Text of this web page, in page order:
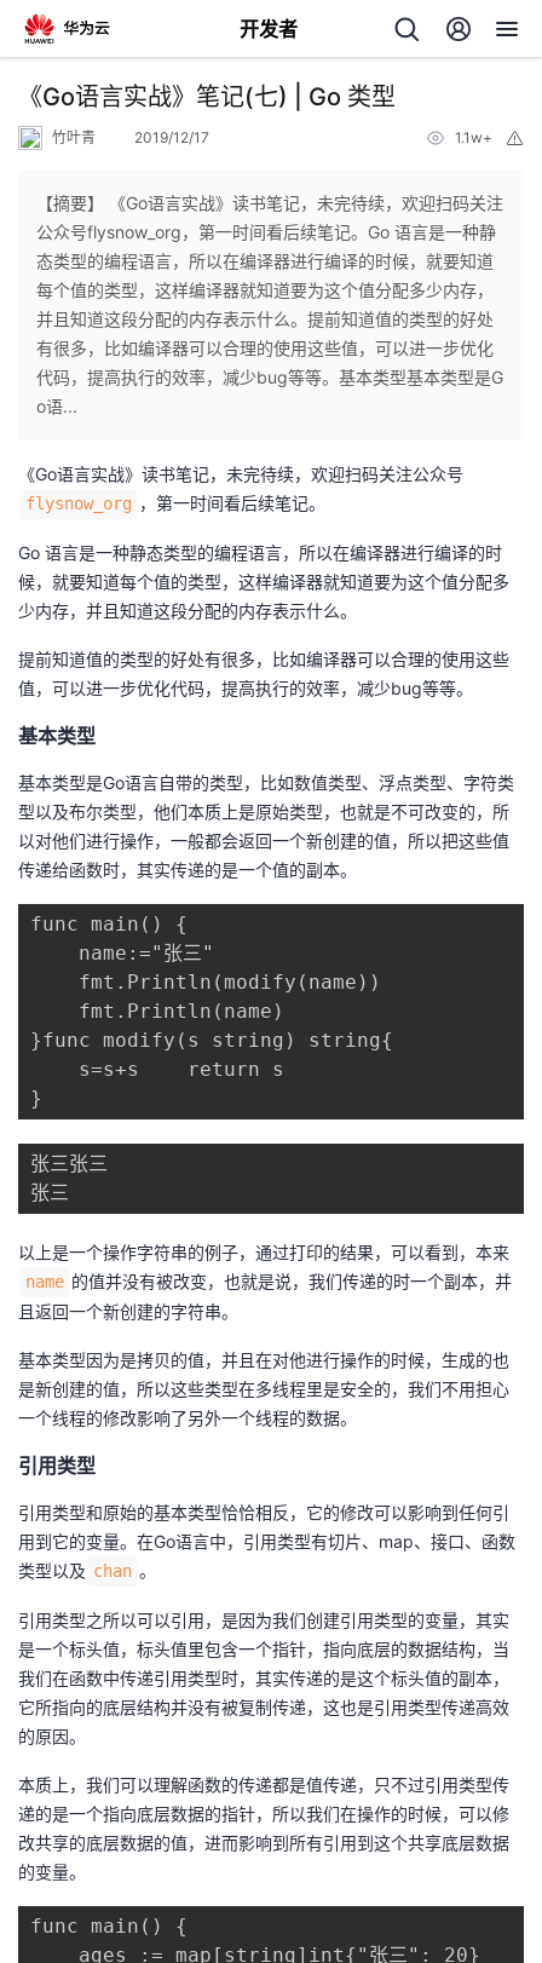
开发者
返
个
人
主
页
我
的
开
者
的
客
我
论
坛
的
圈
子
我
的
直
我
的
动
我
关
我
的
发
学
我
的
课
我
的
证
我
实
的
藏
我
Programs
的
持
的
技
术
持
我
的
云
建
《Go语言实战》笔记(七) | Go 类型
竹叶青 2019/12/17 1.1w+
【摘要】 《Go语言实战》读书笔记，未完待续，欢迎扫码关注
公众号flysnow_org，第一时间看后续笔记。Go 语言是一种静
态类型的编程语言，所以在编译器进行编译的时候，就要知道
每个值的类型，这样编译器就知道要为这个值分配多少内存，
并且知道这段分配的内存表示什么。提前知道值的类型的好处
有很多，比如编译器可以合理的使用这些值，可以进一步优化
代码，提高执行的效率，减少bug等等。基本类型基本类型是G
o语...
《Go语言实战》读书笔记，未完待续，欢迎扫码关注公众号
flysnow_org ，第一时间看后续笔记。
Go 语言是一种静态类型的编程语言，所以在编译器进行编译的时
候，就要知道每个值的类型，这样编译器就知道要为这个值分配多
少内存，并且知道这段分配的内存表示什么。
提前知道值的类型的好处有很多，比如编译器可以合理的使用这些
值，可以进一步优化代码，提高执行的效率，减少bug等等。
基本类型
基本类型是Go语言自带的类型，比如数值类型、浮点类型、字符类
型以及布尔类型，他们本质上是原始类型，也就是不可改变的，所
以对他们进行操作，一般都会返回一个新创建的值，所以把这些值
传递给函数时，其实传递的是一个值的副本。
func main() {
name:="张三"
fmt.Println(modify(name))
fmt.Println(name)
}func modify(s string) string{
s=s+s    return s
}
张三张三
张三
以上是一个操作字符串的例子，通过打印的结果，可以看到，本来
name 的值并没有被改变，也就是说，我们传递的时一个副本，并
且返回一个新创建的字符串。
基本类型因为是拷贝的值，并且在对他进行操作的时候，生成的也
是新创建的值，所以这些类型在多线程里是安全的，我们不用担心
一个线程的修改影响了另外一个线程的数据。
引用类型
引用类型和原始的基本类型恰恰相反，它的修改可以影响到任何引
用到它的变量。在Go语言中，引用类型有切片、map、接口、函数
类型以及 chan 。
引用类型之所以可以引用，是因为我们创建引用类型的变量，其实
是一个标头值，标头值里包含一个指针，指向底层的数据结构，当
我们在函数中传递引用类型时，其实传递的是这个标头值的副本，
它所指向的底层结构并没有被复制传递，这也是引用类型传递高效
的原因。
本质上，我们可以理解函数的传递都是值传递，只不过引用类型传
递的是一个指向底层数据的指针，所以我们在操作的时候，可以修
改共享的底层数据的值，进而影响到所有引用到这个共享底层数据
的变量。
func main() {
ages := map[string]int{"张三": 20}